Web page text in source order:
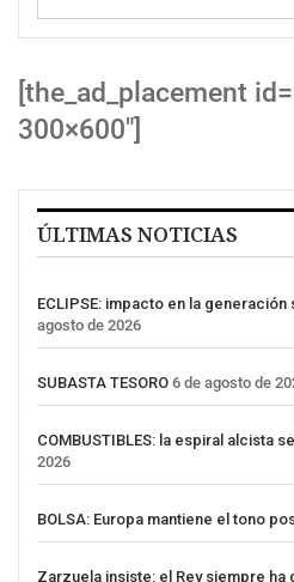
[the_ad_placement
300×600″]
ÚLTIMAS NOTICIAS
ECLIPSE: impacto en la
agosto de 2026
SUBASTA TESORO 6 de agosto de
COMBUSTIBLES: la espiral alcista
2026
BOLSA: Europa mantiene el tono
Zarzuela insiste: el Rey siempre ha